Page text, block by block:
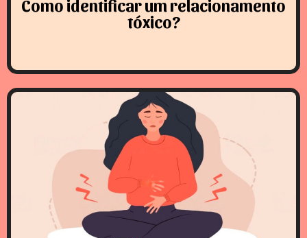
Como identificar um relacionamento
tóxico?